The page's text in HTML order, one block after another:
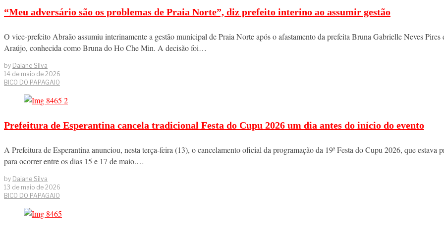
“Meu adversário são os problemas de Praia Norte”, diz prefeito interino ao assumir gestão
O vice-prefeito Abraão assumiu interinamente a gestão municipal de Praia Norte após o afastamento da prefeita Bruna Gabrielle Neves Pires
Araújo, conhecida como Bruna do Ho Che Min. A decisão foi…
by Daiane Silva
14 de maio de 2026
BICO DO PAPAGAIO
Prefeitura de Esperantina cancela tradicional Festa do Cupu 2026 um dia antes do início do evento
A Prefeitura de Esperantina anunciou, nesta terça-feira (13), o cancelamento oficial da programação da 19ª Festa do Cupu 2026, que estava
para ocorrer entre os dias 15 e 17 de maio.…
by Daiane Silva
13 de maio de 2026
BICO DO PAPAGAIO